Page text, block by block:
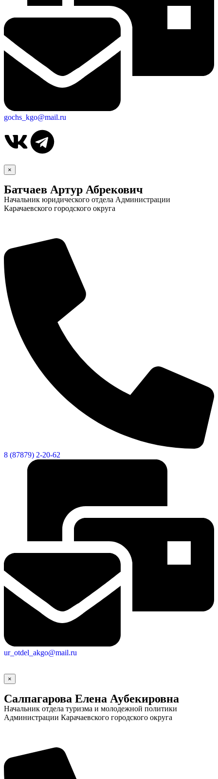
gochs_kgo@mail.ru
×
Батчаев Артур Абрекович
Начальник юридического отдела Администрации
Карачаевского городского округа
8 (87879) 2-20-62
ur_otdel_akgo@mail.ru
×
Салпагарова Елена Аубекировна
Начальник отдела туризма и молодежной политики
Администрации Карачаевского городского округа